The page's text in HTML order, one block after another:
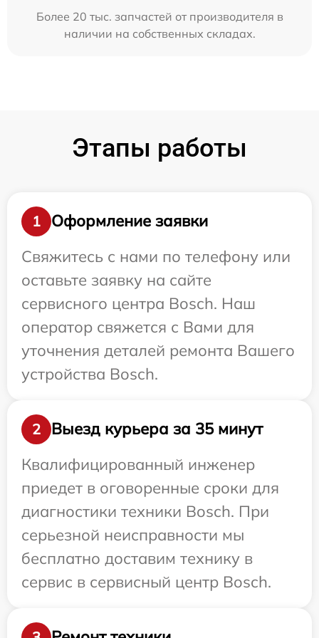
Более 20 тыс. запчастей от производителя в
наличии на собственных складах.
Этапы работы
1
Оформление заявки
Свяжитесь с нами по телефону или
оставьте заявку на сайте
сервисного центра Bosch. Наш
оператор свяжется с Вами для
уточнения деталей ремонта Вашего
устройства Bosch.
2
Выезд курьера за 35 минут
Квалифицированный инженер
приедет в оговоренные сроки для
диагностики техники Bosch. При
серьезной неисправности мы
бесплатно доставим технику в
сервис в сервисный центр Bosch.